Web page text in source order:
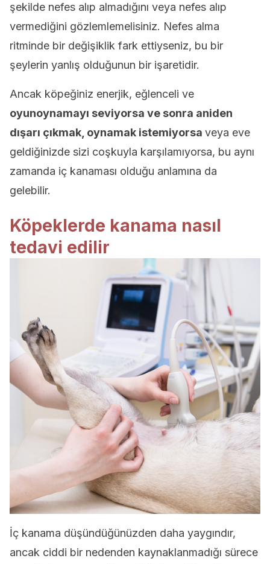
şekilde nefes alıp almadığını veya nefes alıp
vermediğini gözlemlemelisiniz. Nefes alma
ritminde bir değişiklik fark ettiyseniz, bu bir
şeylerin yanlış olduğunun bir işaretidir.
Ancak köpeğiniz enerjik, eğlenceli ve
oyunoynamayı seviyorsa ve sonra aniden
dışarı çıkmak, oynamak istemiyorsa veya eve
geldiğinizde sizi coşkuyla karşılamıyorsa, bu aynı
zamanda iç kanaması olduğu anlamına da
gelebilir.
Köpeklerde kanama nasıl
tedavi edilir
İç kanama düşündüğünüzden daha yaygındır,
ancak ciddi bir nedenden kaynaklanmadığı sürece